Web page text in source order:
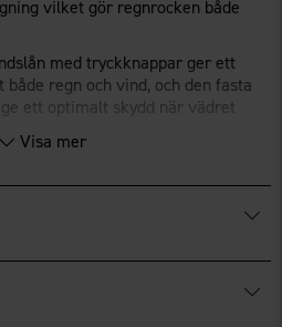
vilket gör regnrocken både
med tryckknappar ger ett
regn och vind, och den fasta
ett optimalt skydd när vädret
reflexremsa i den högra fickan som
passformen.
Visa mer